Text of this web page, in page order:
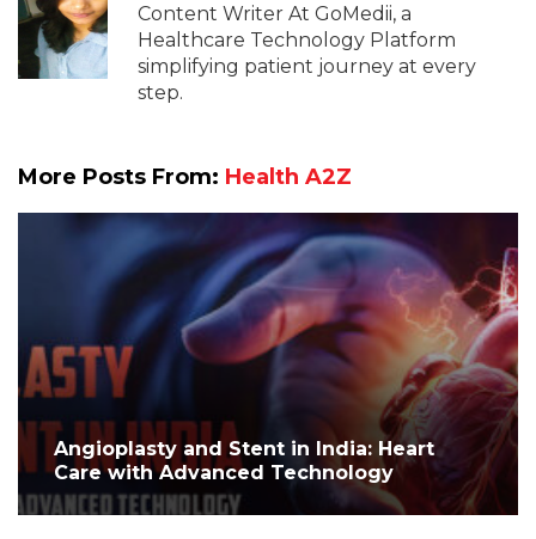
Content Writer At GoMedii, a
Healthcare Technology Platform
simplifying patient journey at every
step.
More Posts From: Health A2Z
Angioplasty and Stent in India: Heart
Care with Advanced Technology